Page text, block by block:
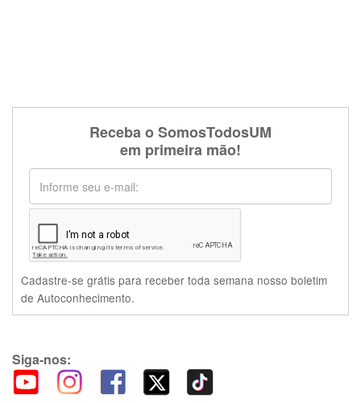
Receba o SomosTodosUM
em primeira mão!
Cadastre-se grátis para receber toda semana nosso boletim
de Autoconhecimento.
Siga-nos: